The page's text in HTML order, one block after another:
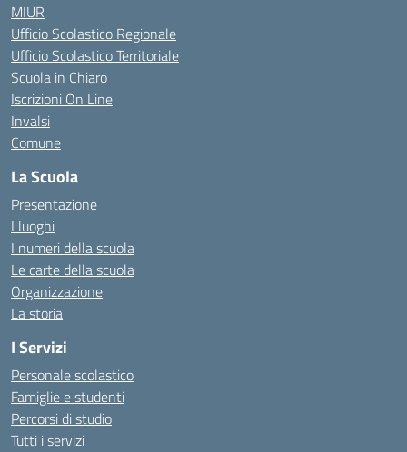
MIUR
Ufficio Scolastico Regionale
Ufficio Scolastico Territoriale
Scuola in Chiaro
Iscrizioni On Line
Invalsi
Comune
La Scuola
Presentazione
I luoghi
I numeri della scuola
Le carte della scuola
Organizzazione
La storia
I Servizi
Personale scolastico
Famiglie e studenti
Percorsi di studio
Tutti i servizi